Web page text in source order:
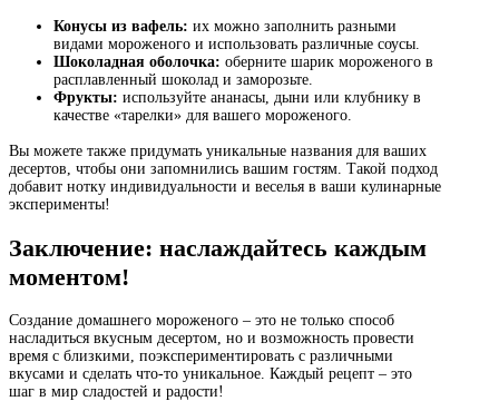
Конусы из вафель: их можно заполнить разными
видами мороженого и использовать различные соусы.
Шоколадная оболочка: оберните шарик мороженого в
расплавленный шоколад и заморозьте.
Фрукты: используйте ананасы, дыни или клубнику в
качестве «тарелки» для вашего мороженого.
Вы можете также придумать уникальные названия для ваших
десертов, чтобы они запомнились вашим гостям. Такой подход
добавит нотку индивидуальности и веселья в ваши кулинарные
эксперименты!
Заключение: наслаждайтесь каждым
моментом!
Создание домашнего мороженого – это не только способ
насладиться вкусным десертом, но и возможность провести
время с близкими, поэкспериментировать с различными
вкусами и сделать что-то уникальное. Каждый рецепт – это
шаг в мир сладостей и радости!